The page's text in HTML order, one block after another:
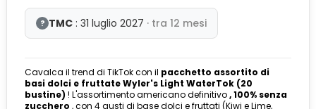
? TMC : 31 luglio 2027 · tra 12 mesi
Cavalca il trend di TikTok con il pacchetto assortito di
basi dolci e fruttate Wyler's Light WaterTok (20
bustine) ! L'assortimento americano definitivo, 100% senza
zucchero , con 4 gusti di base dolci e fruttati (Kiwi e Lime,